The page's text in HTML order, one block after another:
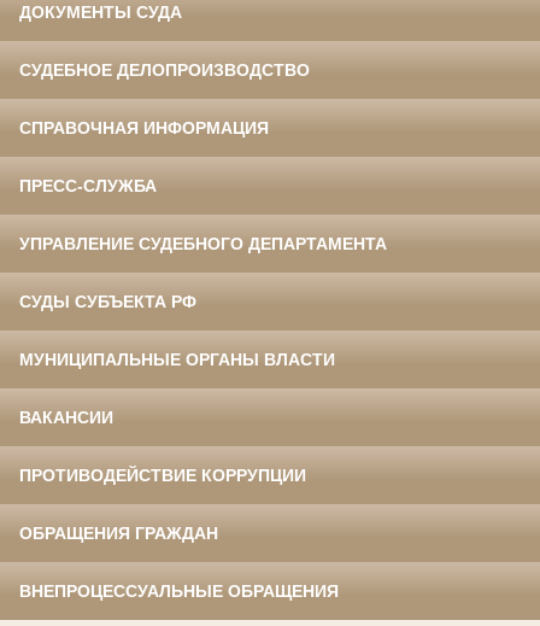
ДОКУМЕНТЫ СУДА
СУДЕБНОЕ ДЕЛОПРОИЗВОДСТВО
СПРАВОЧНАЯ ИНФОРМАЦИЯ
ПРЕСС-СЛУЖБА
УПРАВЛЕНИЕ СУДЕБНОГО ДЕПАРТАМЕНТА
СУДЫ СУБЪЕКТА РФ
МУНИЦИПАЛЬНЫЕ ОРГАНЫ ВЛАСТИ
ВАКАНСИИ
ПРОТИВОДЕЙСТВИЕ КОРРУПЦИИ
ОБРАЩЕНИЯ ГРАЖДАН
ВНЕПРОЦЕССУАЛЬНЫЕ ОБРАЩЕНИЯ